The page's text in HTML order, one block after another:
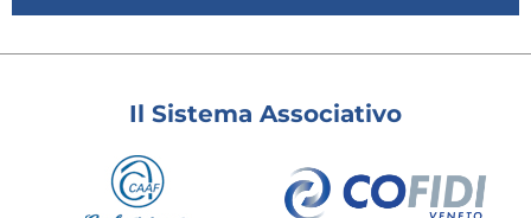
Il Sistema Associativo